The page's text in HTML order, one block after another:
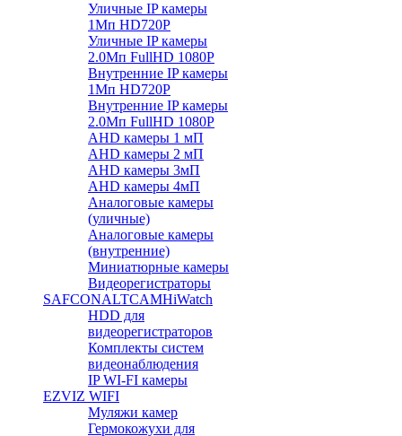
Уличные IP камеры
1Мп HD720P
Уличные IP камеры
2.0Мп FullHD 1080P
Внутренние IP камеры
1Мп HD720P
Внутренние IP камеры
2.0Мп FullHD 1080P
AHD камеры 1 мП
AHD камеры 2 мП
AHD камеры 3мП
AHD камеры 4мП
Аналоговые камеры
(уличные)
Аналоговые камеры
(внутренние)
Миниатюрные камеры
Видеорегистраторы
SAFCONALTCAMHiWatch
HDD для
видеорегистраторов
Комплекты систем
видеонаблюдения
IP WI-FI камеры
EZVIZ WIFI
Муляжи камер
Гермокожухи для